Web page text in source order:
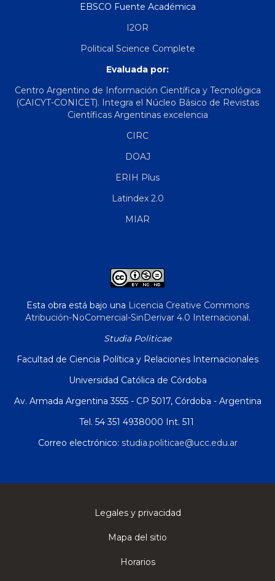
EBSCO Fuente Académica
I2OR
Political Science Complete
Evaluada por:
Centro Argentino de Información Científica y Tecnológica
(CAICYT-CONICET). Integra el Núcleo Básico de Revistas
Científicas Argentinas excelencia
CIRC
DOAJ
ERIH Plus
Latindex 2.0
MIAR
Esta obra está bajo una Licencia Creative Commons
Atribución-NoComercial-SinDerivar 4.0 Internacional.
Studia Politicae
Facultad de Ciencia Política y Relaciones Internacionales
Universidad Católica de Córdoba
Av. Armada Argentina 3555 - CP 5017, Córdoba - Argentina
Tel. 54 351 4938000 Int. 511
Correo electrónico: studia.politicae@ucc.edu.ar
Legales y privacidad
Mapa del sitio
Horarios